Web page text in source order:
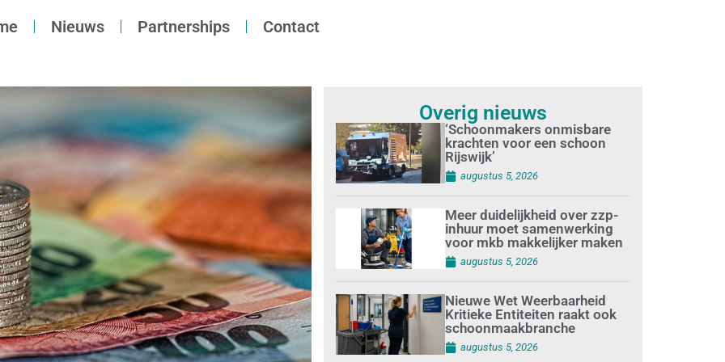
Nieuws Partnerships Contact
Overig nieuws
‘Schoonmakers onmisbare
krachten voor een schoon
Rijswijk’
augustus 5, 2026
Meer duidelijkheid over zzp-
inhuur moet samenwerking
voor mkb makkelijker maken
augustus 5, 2026
Nieuwe Wet Weerbaarheid
Kritieke Entiteiten raakt ook
schoonmaakbranche
augustus 5, 2026